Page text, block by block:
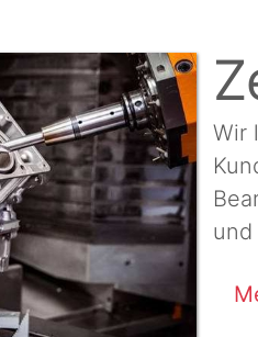
Wir